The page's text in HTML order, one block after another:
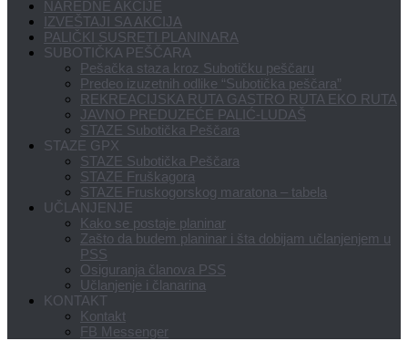
NAREDNE AKCIJE
IZVEŠTAJI SA AKCIJA
PALIČKI SUSRETI PLANINARA
SUBOTIČKA PEŠČARA
Pešačka staza kroz Subotičku peščaru
Predeo izuzetnih odlike “Subotička peščara”
REKREACIJSKA RUTA GASTRO RUTA EKO RUTA
JAVNO PREDUZEĆE PALIĆ-LUDAŠ
STAZE Subotička Peščara
STAZE GPX
STAZE Subotička Peščara
STAZE Fruškagora
STAZE Fruskogorskog maratona – tabela
UČLANJENJE
Kako se postaje planinar
Zašto da budem planinar i šta dobijam učlanjenjem u
PSS
Osiguranja članova PSS
Učlanjenje i članarina
KONTAKT
Kontakt
FB Messenger